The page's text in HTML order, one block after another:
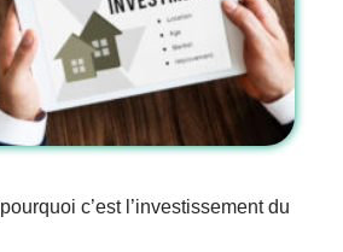
c’est l’investissement du